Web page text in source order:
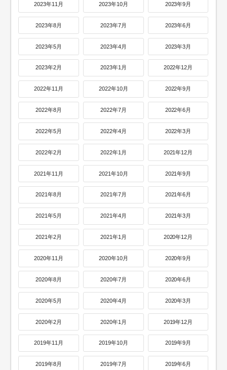
2023年11月 2023年10月 2023年9月
2023年8月 2023年7月 2023年6月
2023年5月 2023年4月 2023年3月
2023年2月 2023年1月 2022年12月
2022年11月 2022年10月 2022年9月
2022年8月 2022年7月 2022年6月
2022年5月 2022年4月 2022年3月
2022年2月 2022年1月 2021年12月
2021年11月 2021年10月 2021年9月
2021年8月 2021年7月 2021年6月
2021年5月 2021年4月 2021年3月
2021年2月 2021年1月 2020年12月
2020年11月 2020年10月 2020年9月
2020年8月 2020年7月 2020年6月
2020年5月 2020年4月 2020年3月
2020年2月 2020年1月 2019年12月
2019年11月 2019年10月 2019年9月
2019年8月 2019年7月 2019年6月